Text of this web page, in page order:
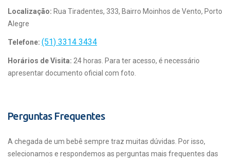
Localização: Rua Tiradentes, 333, Bairro Moinhos de Vento, Porto
Alegre
Telefone: (51) 3314 3434
Horários de Visita: 24 horas. Para ter acesso, é necessário
apresentar documento oficial com foto.
Perguntas Frequentes
A chegada de um bebê sempre traz muitas dúvidas. Por isso,
selecionamos e respondemos as perguntas mais frequentes das